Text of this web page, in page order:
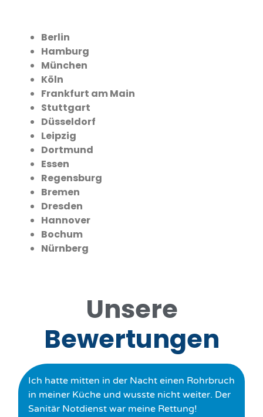
Berlin
Hamburg
München
Köln
Frankfurt am Main
Stuttgart
Düsseldorf
Leipzig
Dortmund
Essen
Regensburg
Bremen
Dresden
Hannover
Bochum
Nürnberg
Unsere
Bewertungen
Ich hatte mitten in der Nacht einen Rohrbruch
in meiner Küche und wusste nicht weiter. Der
Sanitär Notdienst war meine Rettung!